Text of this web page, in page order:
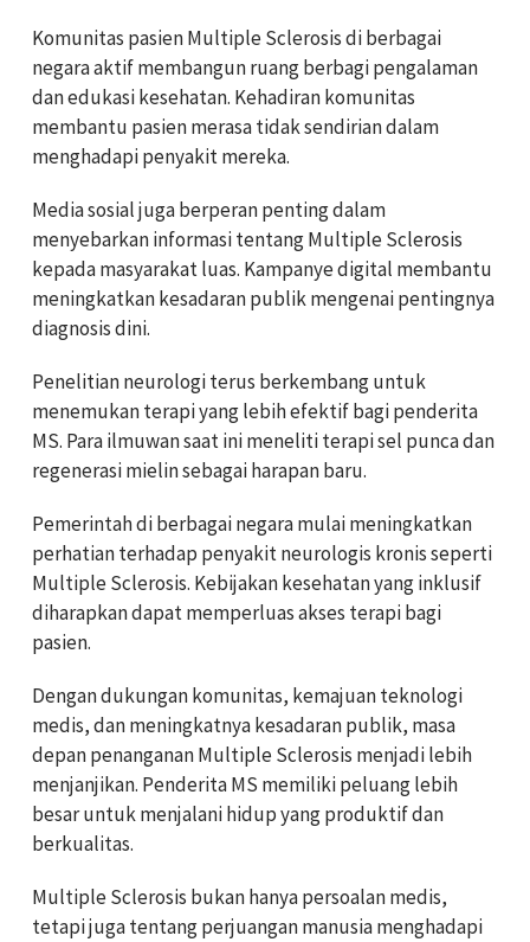
Komunitas pasien Multiple Sclerosis di berbagai
negara aktif membangun ruang berbagi pengalaman
dan edukasi kesehatan. Kehadiran komunitas
membantu pasien merasa tidak sendirian dalam
menghadapi penyakit mereka.
Media sosial juga berperan penting dalam
menyebarkan informasi tentang Multiple Sclerosis
kepada masyarakat luas. Kampanye digital membantu
meningkatkan kesadaran publik mengenai pentingnya
diagnosis dini.
Penelitian neurologi terus berkembang untuk
menemukan terapi yang lebih efektif bagi penderita
MS. Para ilmuwan saat ini meneliti terapi sel punca dan
regenerasi mielin sebagai harapan baru.
Pemerintah di berbagai negara mulai meningkatkan
perhatian terhadap penyakit neurologis kronis seperti
Multiple Sclerosis. Kebijakan kesehatan yang inklusif
diharapkan dapat memperluas akses terapi bagi
pasien.
Dengan dukungan komunitas, kemajuan teknologi
medis, dan meningkatnya kesadaran publik, masa
depan penanganan Multiple Sclerosis menjadi lebih
menjanjikan. Penderita MS memiliki peluang lebih
besar untuk menjalani hidup yang produktif dan
berkualitas.
Multiple Sclerosis bukan hanya persoalan medis,
tetapi juga tentang perjuangan manusia menghadapi